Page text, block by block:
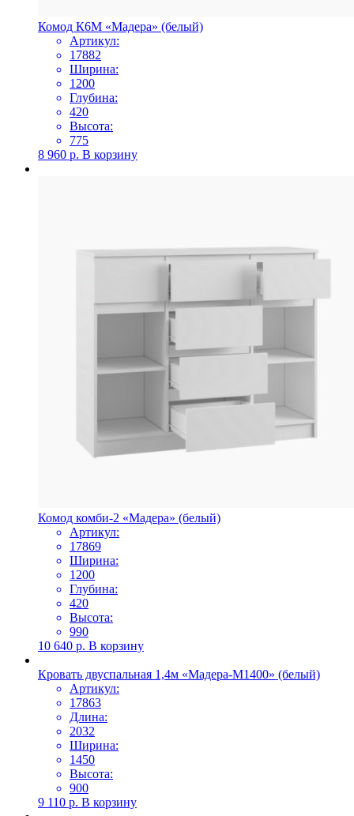
Комод К6М «Мадера» (белый)
Артикул:
17882
Ширина:
1200
Глубина:
420
Высота:
775
8 960 р. В корзину
Комод комби-2 «Мадера» (белый)
Артикул:
17869
Ширина:
1200
Глубина:
420
Высота:
990
10 640 р. В корзину
Кровать двуспальная 1,4м «Мадера-М1400» (белый)
Артикул:
17863
Длина:
2032
Ширина:
1450
Высота:
900
9 110 р. В корзину